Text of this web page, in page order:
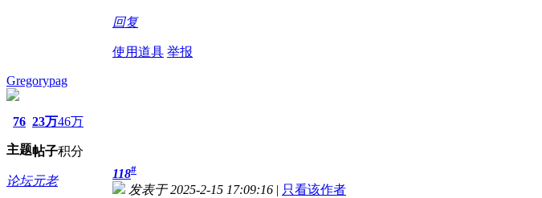
回复
使用道具 举报
Gregorypag
76
主题
23万
帖子
46万
积分
论坛元老
118#
发表于 2025-2-15 17:09:16 | 只看该作者